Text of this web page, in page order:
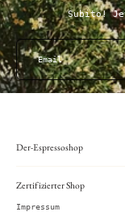
Subito!
Email
Der-Espressoshop
Zertifizierter Shop
Impressum